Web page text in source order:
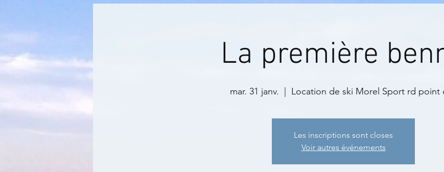
La première
mar. 31 janv. Location de ski Morel Sport rd point
Les inscriptions sont closes
Voir autres événements